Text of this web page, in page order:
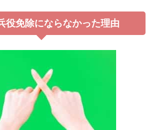
役免除にならなかった理由